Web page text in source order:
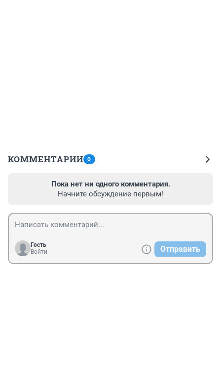
КОММЕНТАРИИ 0
Пока нет ни одного комментария.
Начните обсуждение первым!
Гость
Войти
Отправить